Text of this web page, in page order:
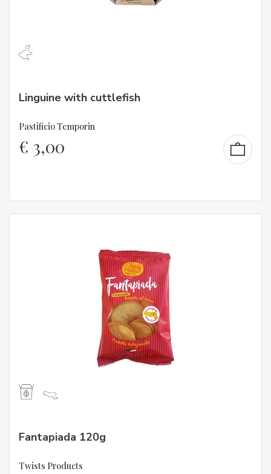
Linguine with cuttlefish
Pastificio Temporin
€ 3,00
Fantapiada 120g
Twists Products